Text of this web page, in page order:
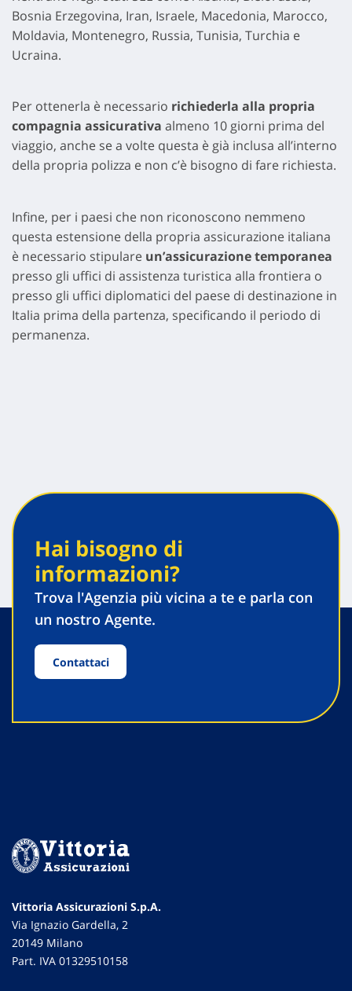
Bosnia Erzegovina, Iran, Israele, Macedonia, Marocco,
Moldavia, Montenegro, Russia, Tunisia, Turchia e
Ucraina.
Per ottenerla è necessario richiederla alla propria
compagnia assicurativa almeno 10 giorni prima del
viaggio, anche se a volte questa è già inclusa all’interno
della propria polizza e non c’è bisogno di fare richiesta.
Infine, per i paesi che non riconoscono nemmeno
questa estensione della propria assicurazione italiana
è necessario stipulare un’assicurazione temporanea
presso gli uffici di assistenza turistica alla frontiera o
presso gli uffici diplomatici del paese di destinazione in
Italia prima della partenza, specificando il periodo di
permanenza.
Hai bisogno di
informazioni?
Trova l'Agenzia più vicina a te e parla con
un nostro Agente.
Contattaci
Vittoria Assicurazioni S.p.A.
Via Ignazio Gardella, 2
20149 Milano
Part. IVA 01329510158